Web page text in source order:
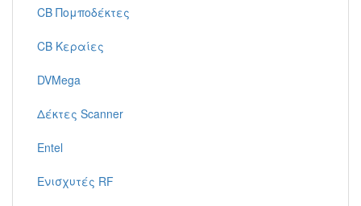
CB Πομποδέκτες
CB Κεραίες
DVMega
Δέκτες Scanner
Entel
Ενισχυτές RF